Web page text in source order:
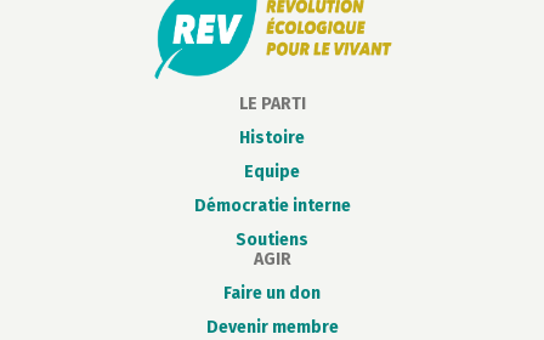
LE PARTI
Histoire
Equipe
Démocratie interne
Soutiens
AGIR
Faire un don
Devenir membre